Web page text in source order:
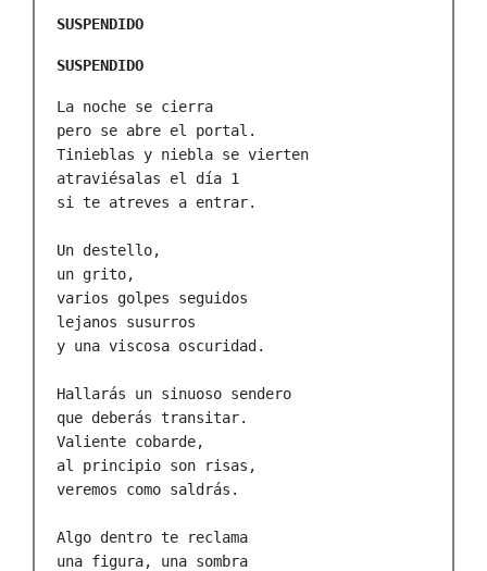
SUSPENDIDO
SUSPENDIDO
La noche se cierra
pero se abre el portal.
Tinieblas y niebla se vierten
atraviésalas el día 1
si te atreves a entrar.
Un destello,
un grito,
varios golpes seguidos
lejanos susurros
y una viscosa oscuridad.
Hallarás un sinuoso sendero
que deberás transitar.
Valiente cobarde,
al principio son risas,
veremos como saldrás.
Algo dentro te reclama
una figura, una sombra